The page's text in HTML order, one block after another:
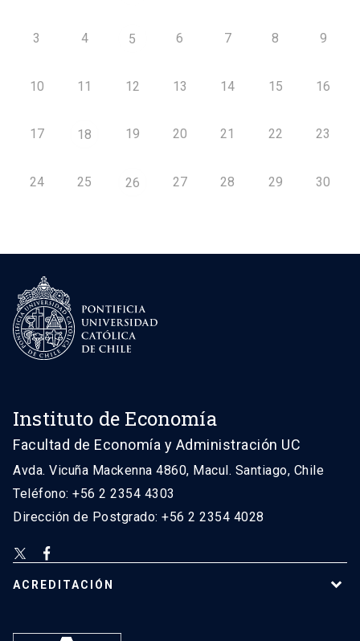
3 4 5 6 7 8 9
10 11 12 13 14 15 16
17 18 19 20 21 22 23
24 25 26 27 28 29 30
Instituto de Economía
Facultad de Economía y Administración UC
Avda. Vicuña Mackenna 4860, Macul. Santiago, Chile
Teléfono: +56 2 2354 4303
Dirección de Postgrado: +56 2 2354 4028
ACREDITACIÓN